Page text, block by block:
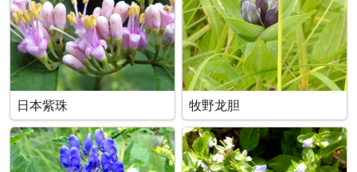
日本紫珠 牧野龙胆